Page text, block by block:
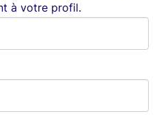
à votre profil.